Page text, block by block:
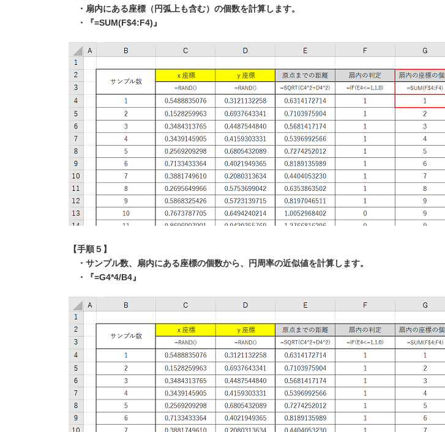
・扇内にある座標（円弧上も含む）の個数を計算します。
・『=SUM(F$4:F4)』
【手順５】
・サンプル数、扇内にある座標の個数から、円周率の近似値を計算します。
・『=G4*4/B4』